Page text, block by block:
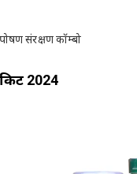
पोषण संरक्षण कॉम्बो
2024